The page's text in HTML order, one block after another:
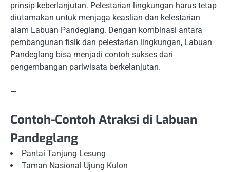
prinsip keberlanjutan. Pelestarian lingkungan harus tetap
diutamakan untuk menjaga keaslian dan kelestarian
alam Labuan Pandeglang. Dengan kombinasi antara
pembangunan fisik dan pelestarian lingkungan, Labuan
Pandeglang bisa menjadi contoh sukses dari
pengembangan pariwisata berkelanjutan.
—
Contoh-Contoh Atraksi di Labuan
Pandeglang
Pantai Tanjung Lesung
Taman Nasional Ujung Kulon